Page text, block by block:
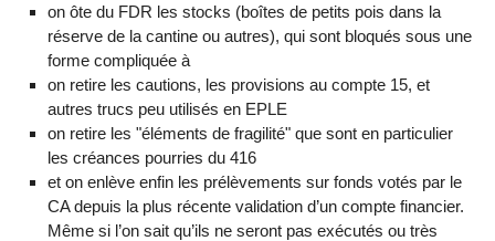
on ôte du FDR les stocks (boîtes de petits pois dans la
réserve de la cantine ou autres), qui sont bloqués sous une
forme compliquée à
on retire les cautions, les provisions au compte 15, et
autres trucs peu utilisés en EPLE
on retire les "éléments de fragilité" que sont en particulier
les créances pourries du 416
et on enlève enfin les prélèvements sur fonds votés par le
CA depuis la plus récente validation d’un compte financier.
Même si l’on sait qu’ils ne seront pas exécutés ou très